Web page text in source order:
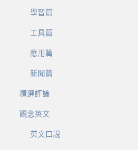
學習篇
工具篇
應用篇
新聞篇
精選評論
觀念英文
英文口說